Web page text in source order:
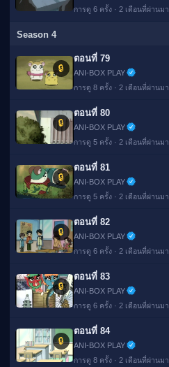
การดู 6 ครั้ง · 2 เดือนที่ผ่านมา
Season 4
🔒
ตอนที่ 79
ANI-BOX PLAY
การดู 8 ครั้ง · 2 เดือนที่ผ่านมา
🔒
ตอนที่ 80
ANI-BOX PLAY
การดู 5 ครั้ง · 2 เดือนที่ผ่านมา
🔒
ตอนที่ 81
ANI-BOX PLAY
การดู 5 ครั้ง · 2 เดือนที่ผ่านมา
🔒
ตอนที่ 82
ANI-BOX PLAY
การดู 6 ครั้ง · 2 เดือนที่ผ่านมา
🔒
ตอนที่ 83
ANI-BOX PLAY
การดู 6 ครั้ง · 2 เดือนที่ผ่านมา
🔒
ตอนที่ 84
ANI-BOX PLAY
การดู 8 ครั้ง · 2 เดือนที่ผ่านมา